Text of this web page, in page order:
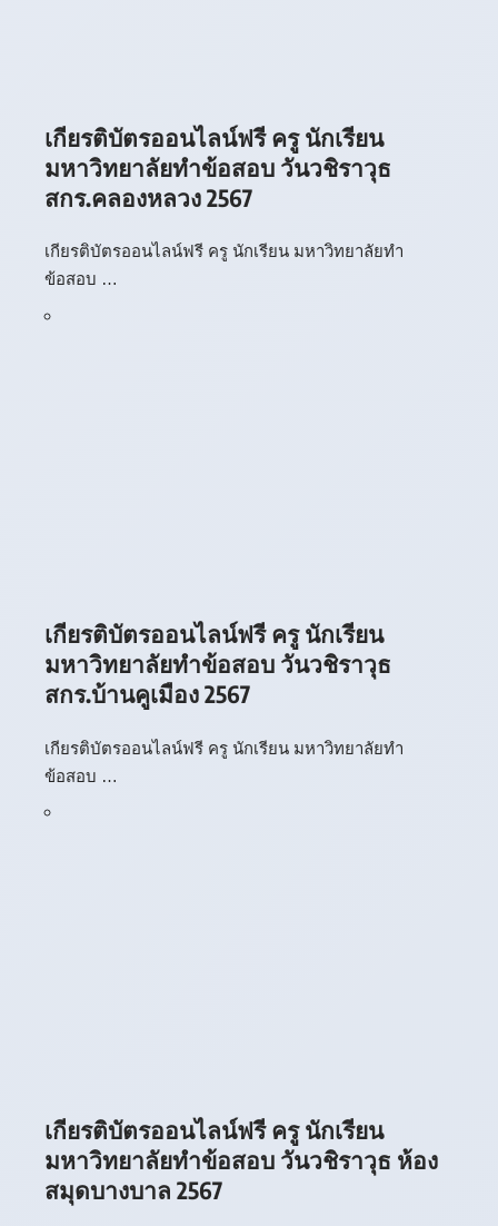
เกียรติบัตรออนไลน์ฟรี ครู นักเรียน
มหาวิทยาลัยทำข้อสอบ วันวชิราวุธ
สกร.คลองหลวง 2567
เกียรติบัตรออนไลน์ฟรี ครู นักเรียน มหาวิทยาลัยทำ
ข้อสอบ …
เกียรติบัตรออนไลน์ฟรี ครู นักเรียน
มหาวิทยาลัยทำข้อสอบ วันวชิราวุธ
สกร.บ้านคูเมือง 2567
เกียรติบัตรออนไลน์ฟรี ครู นักเรียน มหาวิทยาลัยทำ
ข้อสอบ …
เกียรติบัตรออนไลน์ฟรี ครู นักเรียน
มหาวิทยาลัยทำข้อสอบ วันวชิราวุธ ห้อง
สมุดบางบาล 2567